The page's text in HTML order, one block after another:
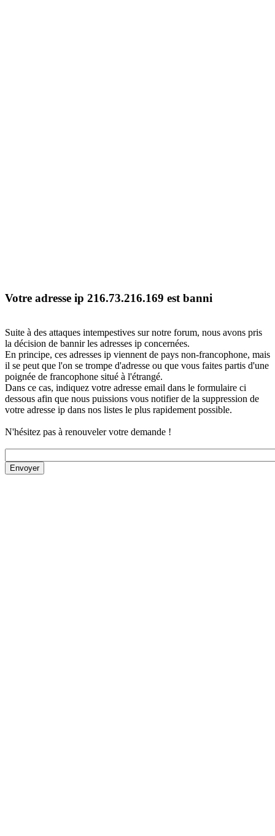
Votre adresse ip 216.73.216.169 est banni
Suite à des attaques intempestives sur notre forum, nous avons pris
la décision de bannir les adresses ip concernées.
En principe, ces adresses ip viennent de pays non-francophone, mais
il se peut que l'on se trompe d'adresse ou que vous faites partis d'une
poignée de francophone situé à l'étrangé.
Dans ce cas, indiquez votre adresse email dans le formulaire ci
dessous afin que nous puissions vous notifier de la suppression de
votre adresse ip dans nos listes le plus rapidement possible.
N'hésitez pas à renouveler votre demande !